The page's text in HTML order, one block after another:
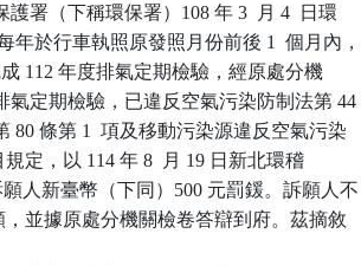
署（下稱環保署）108 年 3  月 4  日環
年於行車執照原發照月份前後 1  個月內，
112 年度排氣定期檢驗，經原處分機
氣定期檢驗，已違反空氣污染防制法第 44
80 條第 1  項及移動污染源違反空氣污染
定，以 114 年 8  月 19 日新北環稽
人新臺幣（下同）500 元罰鍰。訴願人不
，並據原處分機關檢卷答辯到府。茲摘敘